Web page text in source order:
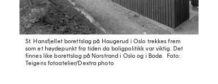
St. Hansfjellet borettslag på Haugerud i Oslo trekkes frem
som et høydepunkt fra tiden da boligpolitikk var viktig. Det
finnes like borettslag på Norstrand i Oslo og i Bodø.
Foto:
Teigens fotoatelier/Dextra photo